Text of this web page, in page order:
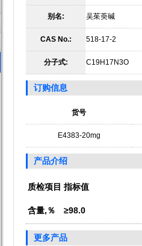
别名: 吴茱萸碱
CAS No.: 518-17-2
分子式: C19H17N3O
订购信息
货号
E4383-20mg
产品介绍
质检项目 指标值
含量,％ ≥98.0
更多产品